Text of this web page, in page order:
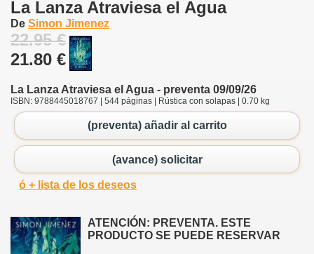
La Lanza Atraviesa el Agua
De Simon Jimenez
22.95 €
21.80 €
La Lanza Atraviesa el Agua - preventa 09/09/26
ISBN: 9788445018767 | 544 páginas | Rústica con solapas | 0.70 kg
(preventa) añadir al carrito
(avance) solicitar
ó + lista de los deseos
ATENCIÓN: PREVENTA. ESTE
PRODUCTO SE PUEDE RESERVAR